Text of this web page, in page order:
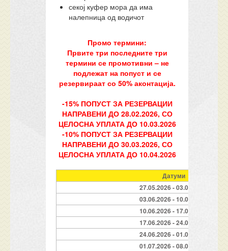
секој куфер мора да има
налепница од водичот
Промо термини:
Првите три последните три
термини се промотивни – не
подлежат на попуст и се
резервираат со 50% аконтација.
-15% ПОПУСТ ЗА РЕЗЕРВАЦИИ
НАПРАВЕНИ ДО 28.02.2026, СО
ЦЕЛОСНА УПЛАТА ДО 10.03.2026
-10% ПОПУСТ ЗА РЕЗЕРВАЦИИ
НАПРАВЕНИ ДО 30.03.2026, СО
ЦЕЛОСНА УПЛАТА ДО 10.04.2026
Датуми
27.05.2026 - 03.06.2026
03.06.2026 - 10.06.2026
10.06.2026 - 17.06.2026
17.06.2026 - 24.06.2026
24.06.2026 - 01.07.2026
01.07.2026 - 08.07.2026